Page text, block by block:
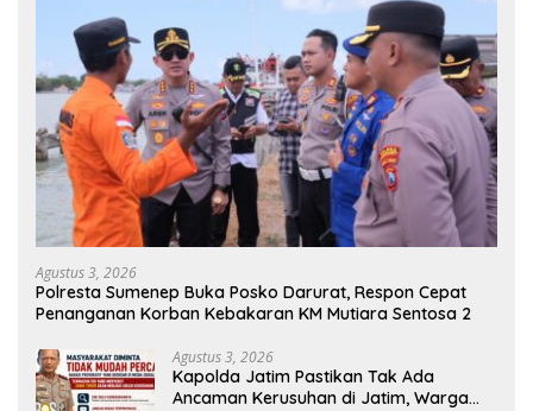
Agustus 3, 2026
Polresta Sumenep Buka Posko Darurat, Respon Cepat
Penanganan Korban Kebakaran KM Mutiara Sentosa 2
Agustus 3, 2026
Kapolda Jatim Pastikan Tak Ada
Ancaman Kerusuhan di Jatim, Warga